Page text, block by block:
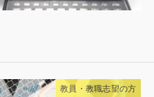
教員・教職志望の方